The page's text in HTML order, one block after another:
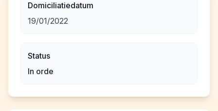
Domiciliatiedatum
19/01/2022
Status
In orde